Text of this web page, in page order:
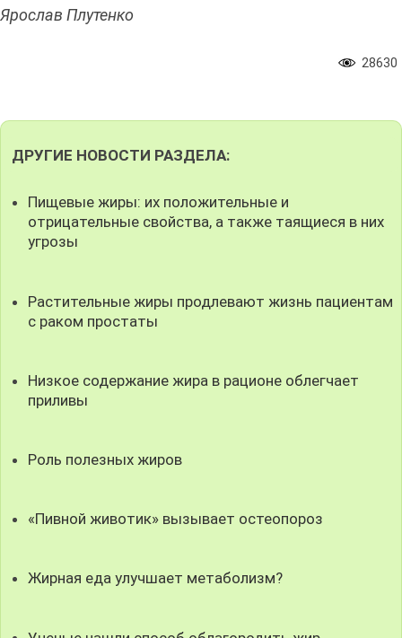
Ярослав Плутенко
28630
ДРУГИЕ НОВОСТИ РАЗДЕЛА:
Пищевые жиры: их положительные и
отрицательные свойства, а также таящиеся в них
угрозы
Растительные жиры продлевают жизнь пациентам
с раком простаты
Низкое содержание жира в рационе облегчает
приливы
Роль полезных жиров
«Пивной животик» вызывает остеопороз
Жирная еда улучшает метаболизм?